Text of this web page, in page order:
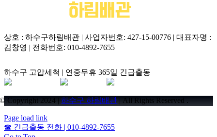
상호 : 하수구하림배관 | 사업자번호: 427-15-00776 | 대표자명 :
김창영 | 전화번호: 010-4892-7655
하수구 고압세척 | 연중무휴 365일 긴급출동
© Copyright 2024 |하수구 하림배관 | All Rights Reserved .
Page load link
☎ 긴급출동 전화 | 010-4892-7655